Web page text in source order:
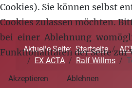
Aktuelle Seite: Startseite
EX ACTA
Ralf Willms
Cookies). Sie können selbst
Cookies zulassen möchten.
bei einer Ablehnung
Funktionalitäten der Seite zur
Akzeptieren Ablehnen